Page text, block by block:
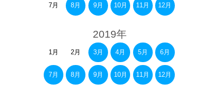
7月 8月 9月 10月 11月 12月
2019年
1月 2月 3月 4月 5月 6月
7月 8月 9月 10月 11月 12月